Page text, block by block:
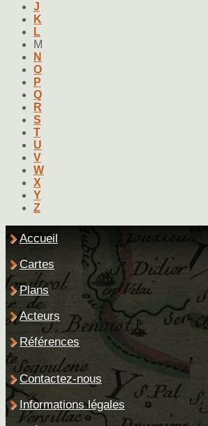
J
K
L
M
N
O
P
Q
R
S
T
U
V
W
X
Y
Z
Accueil
Cartes
Plans
Acteurs
Références
Contactez-nous
Informations légales